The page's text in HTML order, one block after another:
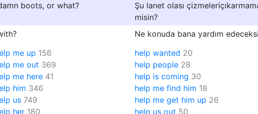
boots, or what?
Şu lanet olası
misin?
Ne konuda bana yardım
me up 156
me out 369
me here 41
him 346
us 749
her 180
help wanted 20
help people 28
help is coming 30
help me find him 18
help me get him up 26
help us out 50